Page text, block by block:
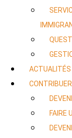
ACTUALITÉS
CONTRIBUER
FAIRE